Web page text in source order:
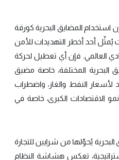
استخدام المضايق البحرية كورقة
أحد أخطر التهديدات للأمن
العالمي. فإن أي تعطيل لحركة
البحرية المختلفة، خاصة مضيق
لأسعار النفط والغاز، واضطراب
الاقتصادات الكبرى، خاصة في
يُحوّلها من شرايين للتجارة
تعكس هشاشة النظام